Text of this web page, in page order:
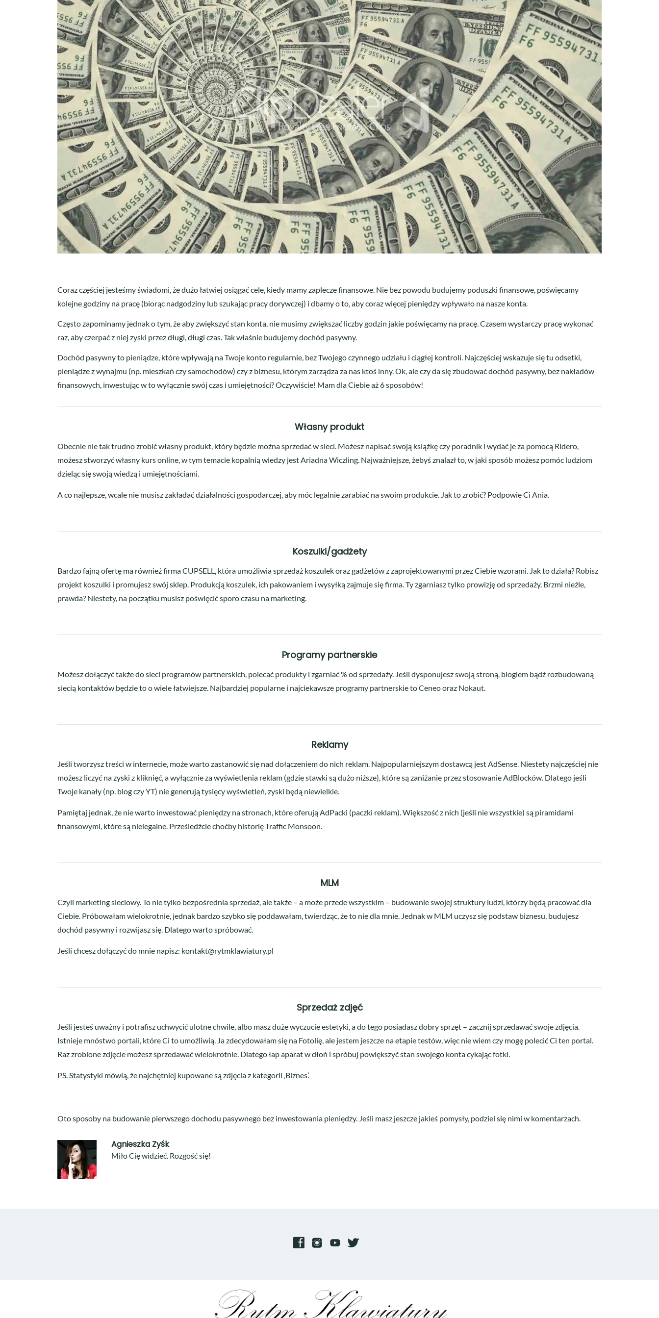
Coraz częściej jesteśmy świadomi, że dużo łatwiej osiągać cele, kiedy mamy zaplecze finansowe. Nie bez powodu budujemy poduszki finansowe, poświęcamy
kolejne godziny na pracę (biorąc nadgodziny lub szukając pracy dorywczej) i dbamy o to, aby coraz więcej pieniędzy wpływało na nasze konta.
Często zapominamy jednak o tym, że aby zwiększyć stan konta, nie musimy zwiększać liczby godzin jakie poświęcamy na pracę. Czasem wystarczy pracę wykonać
raz, aby czerpać z niej zyski przez długi, długi czas. Tak właśnie budujemy dochód pasywny.
Dochód pasywny to pieniądze, które wpływają na Twoje konto regularnie, bez Twojego czynnego udziału i ciągłej kontroli. Najczęściej wskazuje się tu odsetki,
pieniądze z wynajmu (np. mieszkań czy samochodów) czy z biznesu, którym zarządza za nas ktoś inny. Ok, ale czy da się zbudować dochód pasywny, bez nakładów
finansowych, inwestując w to wyłącznie swój czas i umiejętności? Oczywiście! Mam dla Ciebie aż 6 sposobów!
Własny produkt
Obecnie nie tak trudno zrobić własny produkt, który będzie można sprzedać w sieci. Możesz napisać swoją książkę czy poradnik i wydać je za pomocą Ridero,
możesz stworzyć własny kurs online, w tym temacie kopalnią wiedzy jest Ariadna Wiczling. Najważniejsze, żebyś znalazł to, w jaki sposób możesz pomóc ludziom
dzieląc się swoją wiedzą i umiejętnościami.
A co najlepsze, wcale nie musisz zakładać działalności gospodarczej, aby móc legalnie zarabiać na swoim produkcie. Jak to zrobić? Podpowie Ci Ania.
Koszulki/gadżety
Bardzo fajną ofertę ma również firma CUPSELL, która umożliwia sprzedaż koszulek oraz gadżetów z zaprojektowanymi przez Ciebie wzorami. Jak to działa? Robisz
projekt koszulki i promujesz swój sklep. Produkcją koszulek, ich pakowaniem i wysyłką zajmuje się firma. Ty zgarniasz tylko prowizję od sprzedaży. Brzmi nieźle,
prawda? Niestety, na początku musisz poświęcić sporo czasu na marketing.
Programy partnerskie
Możesz dołączyć także do sieci programów partnerskich, polecać produkty i zgarniać % od sprzedaży. Jeśli dysponujesz swoją stroną, blogiem bądź rozbudowaną
siecią kontaktów będzie to o wiele łatwiejsze. Najbardziej popularne i najciekawsze programy partnerskie to Ceneo oraz Nokaut.
Reklamy
Jeśli tworzysz treści w internecie, może warto zastanowić się nad dołączeniem do nich reklam. Najpopularniejszym dostawcą jest AdSense. Niestety najczęściej nie
możesz liczyć na zyski z kliknięć, a wyłącznie za wyświetlenia reklam (gdzie stawki są dużo niższe), które są zaniżanie przez stosowanie AdBlocków. Dlatego jeśli
Twoje kanały (np. blog czy YT) nie generują tysięcy wyświetleń, zyski będą niewielkie.
Pamiętaj jednak, że nie warto inwestować pieniędzy na stronach, które oferują AdPacki (paczki reklam). Większość z nich (jeśli nie wszystkie) są piramidami
finansowymi, które są nielegalne. Prześledźcie choćby historię Traffic Monsoon.
MLM
Czyli marketing sieciowy. To nie tylko bezpośrednia sprzedaż, ale także – a może przede wszystkim – budowanie swojej struktury ludzi, którzy będą pracować dla
Ciebie. Próbowałam wielokrotnie, jednak bardzo szybko się poddawałam, twierdząc, że to nie dla mnie. Jednak w MLM uczysz się podstaw biznesu, budujesz
dochód pasywny i rozwijasz się. Dlatego warto spróbować.
Jeśli chcesz dołączyć do mnie napisz: kontakt@rytmklawiatury.pl
Sprzedaż zdjęć
Jeśli jesteś uważny i potrafisz uchwycić ulotne chwile, albo masz duże wyczucie estetyki, a do tego posiadasz dobry sprzęt – zacznij sprzedawać swoje zdjęcia.
Istnieje mnóstwo portali, które Ci to umożliwią. Ja zdecydowałam się na Fotolię, ale jestem jeszcze na etapie testów, więc nie wiem czy mogę polecić Ci ten portal.
Raz zrobione zdjęcie możesz sprzedawać wielokrotnie. Dlatego łap aparat w dłoń i spróbuj powiększyć stan swojego konta cykając fotki.
PS. Statystyki mówią, że najchętniej kupowane są zdjęcia z kategorii ‚Biznes’.
Oto sposoby na budowanie pierwszego dochodu pasywnego bez inwestowania pieniędzy. Jeśli masz jeszcze jakieś pomysły, podziel się nimi w komentarzach.
Agnieszka Zyśk
Miło Cię widzieć. Rozgość się!